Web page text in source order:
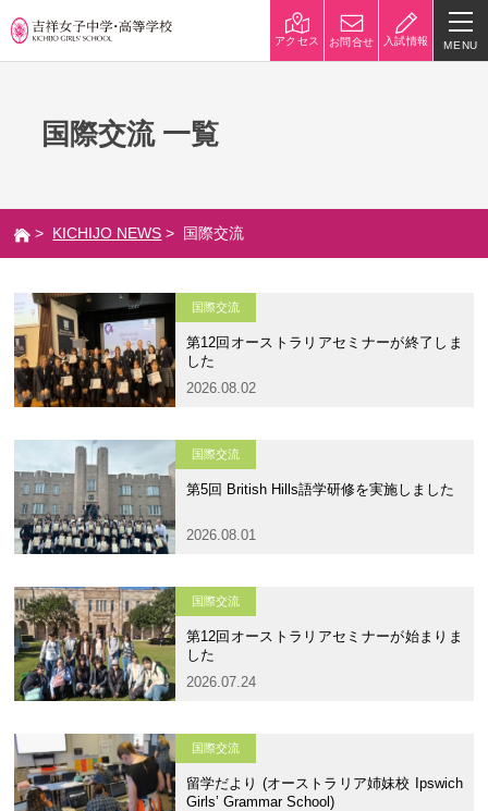
アクセス お問合せ 入試情報 MENU
校長挨拶
八王子キャンパス
制服紹介
災害への対策 学校紹介動画
祥美会（保護者の会）・淑美
会（卒業生の会）
吉祥での学び
カリキュラム
芸術教育 課外授業
図書館教育
学校生活
吉祥の一日 年間行事
国際交流 一覧
> KICHIJO NEWS > 国際交流
国際交流
第12回オーストラリアセミナーが終了しま
した
2026.08.02
国際交流
第5回 British Hills語学研修を実施しました
2026.08.01
国際交流
第12回オーストラリアセミナーが始まりま
した
2026.07.24
国際交流
留学だより (オーストラリア姉妹校 Ipswich
Girls’ Grammar School)